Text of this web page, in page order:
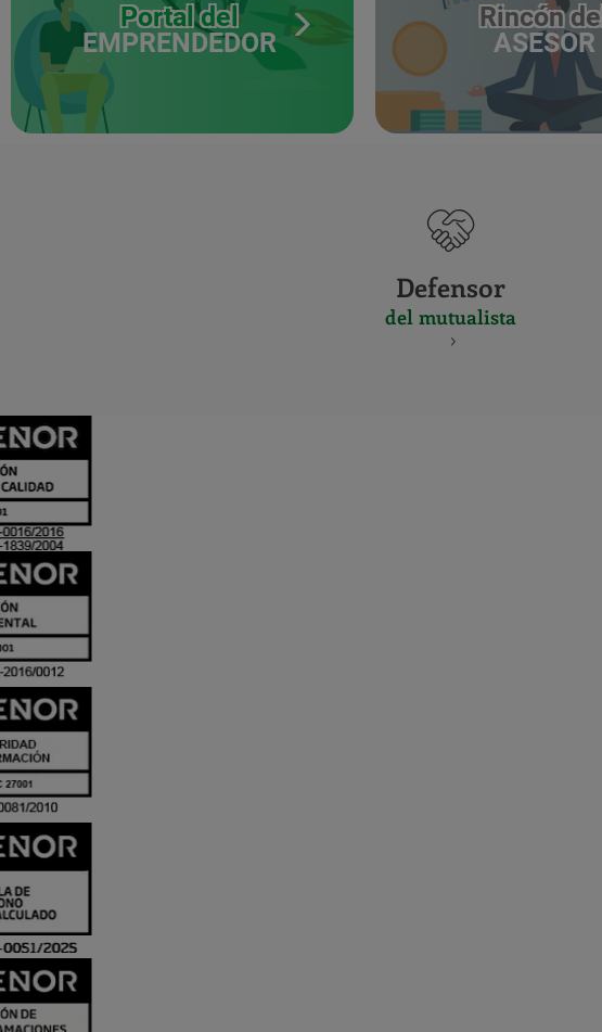
Portal del
EMPRENDEDOR
Rincón del
ASESOR
Defensor
del mutualista